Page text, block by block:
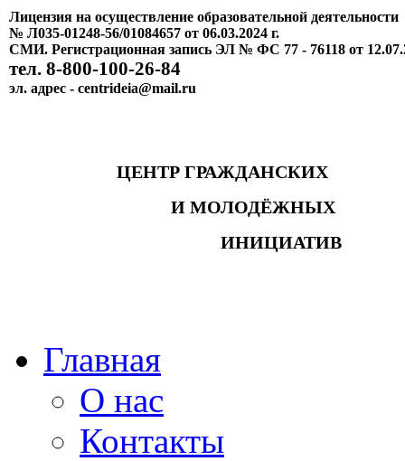
Лицензия на осуществление образовательной деятельности
№ Л035-01248-56/01084657 от 06.03.2024 г.
СМИ. Регистрационная запись ЭЛ № ФС 77 - 76118 от
тел. 8-800-100-26-84
эл. адрес - centrideia@mail.ru
ЦЕНТР ГРАЖДАНСКИХ
И МОЛОДЁЖНЫХ
ИНИЦИАТИВ
Главная
О нас
Контакты